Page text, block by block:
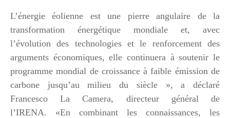
L’énergie éolienne est une pierre angulaire de la
transformation énergétique mondiale et, avec
l’évolution des technologies et le renforcement des
arguments économiques, elle continuera à soutenir le
programme mondial de croissance à faible émission de
carbone jusqu’au milieu du siècle », a déclaré
Francesco La Camera, directeur général de
l’IRENA. «En combinant les connaissances, les